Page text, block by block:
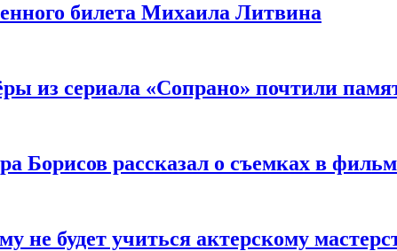
билета Михаила Литвина
из сериала «Сопрано» почтили
Борисов рассказал о съемках в
не будет учиться актерскому